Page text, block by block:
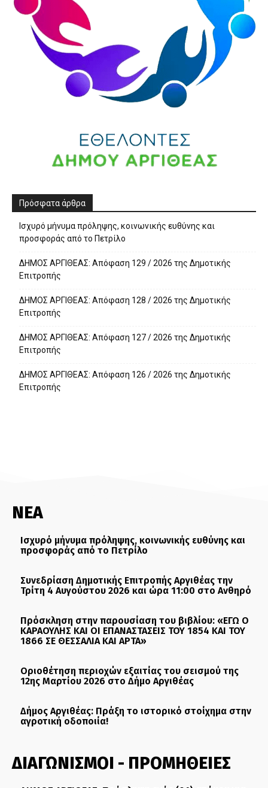
Πρόσφατα άρθρα
Ισχυρό μήνυμα πρόληψης, κοινωνικής ευθύνης και
προσφοράς από το Πετρίλο
ΔΗΜΟΣ ΑΡΓΙΘΕΑΣ: Απόφαση 129 / 2026 της Δημοτικής
Επιτροπής
ΔΗΜΟΣ ΑΡΓΙΘΕΑΣ: Απόφαση 128 / 2026 της Δημοτικής
Επιτροπής
ΔΗΜΟΣ ΑΡΓΙΘΕΑΣ: Απόφαση 127 / 2026 της Δημοτικής
Επιτροπής
ΔΗΜΟΣ ΑΡΓΙΘΕΑΣ: Απόφαση 126 / 2026 της Δημοτικής
Επιτροπής
ΝΕΑ
Ισχυρό μήνυμα πρόληψης, κοινωνικής ευθύνης και
προσφοράς από το Πετρίλο
Συνεδρίαση Δημοτικής Επιτροπής Αργιθέας την
Τρίτη 4 Αυγούστου 2026 και ώρα 11:00 στο Ανθηρό
Πρόσκληση στην παρουσίαση του βιβλίου: «ΕΓΩ Ο
ΚΑΡΑΟΥΛΗΣ ΚΑΙ ΟΙ ΕΠΑΝΑΣΤΑΣΕΙΣ ΤΟΥ 1854 ΚΑΙ ΤΟΥ
1866 ΣΕ ΘΕΣΣΑΛΙΑ ΚΑΙ ΑΡΤΑ»
Οριοθέτηση περιοχών εξαιτίας του σεισμού της
12ης Μαρτίου 2026 στο Δήμο Αργιθέας
Δήμος Αργιθέας: Πράξη το ιστορικό στοίχημα στην
αγροτική οδοποιία!
ΔΙΑΓΩΝΙΣΜΟΙ - ΠΡΟΜΗΘΕΙΕΣ